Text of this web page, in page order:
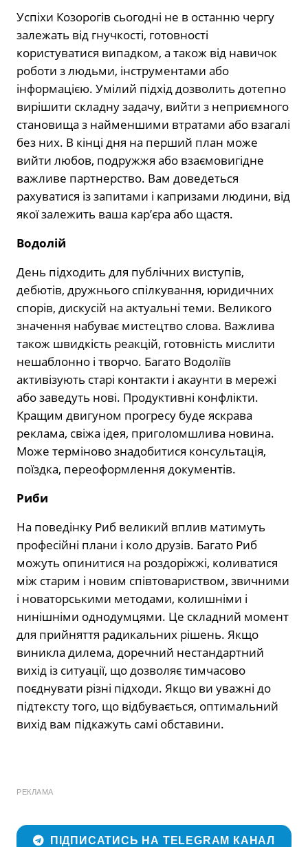
Успіхи Козорогів сьогодні не в останню чергу
залежать від гнучкості, готовності
користуватися випадком, а також від навичок
роботи з людьми, інструментами або
інформацією. Умілий підхід дозволить дотепно
вирішити складну задачу, вийти з неприємного
становища з найменшими втратами або взагалі
без них. В кінці дня на перший план може
вийти любов, подружжя або взаємовигідне
важливе партнерство. Вам доведеться
рахуватися із запитами і капризами людини, від
якої залежить ваша кар’єра або щастя.
Водолій
День підходить для публічних виступів,
дебютів, дружнього спілкування, юридичних
спорів, дискусій на актуальні теми. Великого
значення набуває мистецтво слова. Важлива
також швидкість реакцій, готовність мислити
нешаблонно і творчо. Багато Водоліїв
активізують старі контакти і акаунти в мережі
або заведуть нові. Продуктивні конфлікти.
Кращим двигуном прогресу буде яскрава
реклама, свіжа ідея, приголомшлива новина.
Може терміново знадобитися консультація,
поїздка, переоформлення документів.
Риби
На поведінку Риб великий вплив матимуть
професійні плани і коло друзів. Багато Риб
можуть опинитися на роздоріжжі, коливатися
між старим і новим співтовариством, звичними
і новаторськими методами, колишніми і
нинішніми однодумцями. Це складний момент
для прийняття радикальних рішень. Якщо
виникла дилема, доречний нестандартний
вихід із ситуації, що дозволяє тимчасово
поєднувати різні підходи. Якщо ви уважні до
підтексту того, що відбувається, оптимальний
вихід вам підкажуть самі обставини.
РЕКЛАМА
ПІДПИСАТИСЬ НА TELEGRAM КАНАЛ